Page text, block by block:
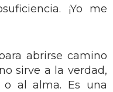
¡Yo me
abrirse camino
sirve a la verdad,
al alma. Es una